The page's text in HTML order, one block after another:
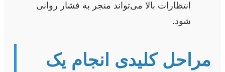
انتظارات بالا می‌تواند منجر به فشار روانی
شود.
مراحل کلیدی انجام یک